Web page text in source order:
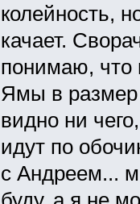
колейность,
качает.
понимаю, что
Ямы в размер
видно ни
идут по
с Андреем...